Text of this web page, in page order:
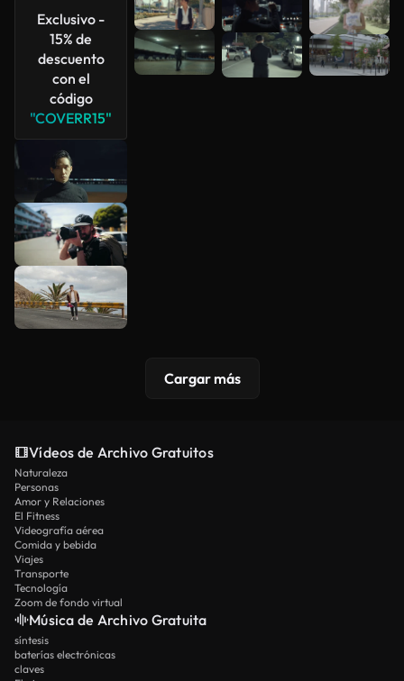
Exclusivo -
15% de
descuento
con el
código
"COVERR15"
Cargar más
Vídeos de Archivo Gratuitos
Naturaleza
Personas
Amor y Relaciones
El Fitness
Videografía aérea
Comida y bebida
Viajes
Transporte
Tecnología
Zoom de fondo virtual
Música de Archivo Gratuita
síntesis
baterías electrónicas
claves